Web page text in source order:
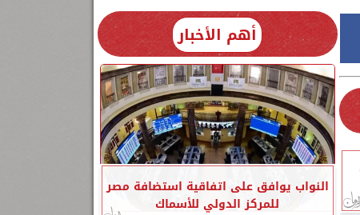
أهم الأخبار
النواب يوافق على اتفاقية استضافة مصر
للمركز الدولي للأسماك